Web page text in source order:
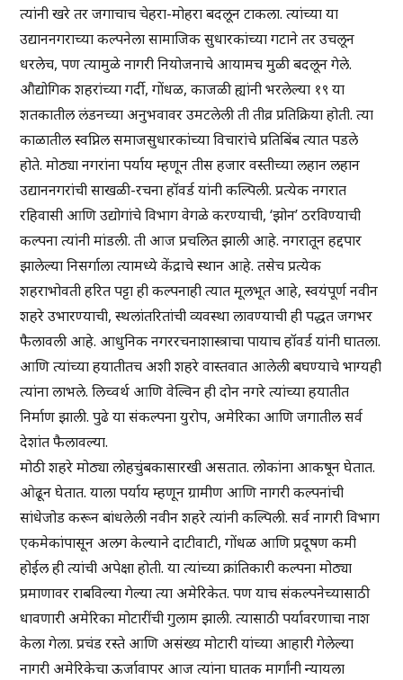
त्यांनी खरे तर जगाचाच चेहरा-मोहरा बदलून टाकला. त्यांच्या या
उद्याननगराच्या कल्पनेला सामाजिक सुधारकांच्या गटाने तर उचलून
धरलेच, पण त्यामुळे नागरी नियोजनाचे आयामच मुळी बदलून गेले.
औद्योगिक शहरांच्या गर्दी, गोंधळ, काजळी ह्यांनी भरलेल्या १९ या
शतकातील लंडनच्या अनुभवावर उमटलेली ती तीव्र प्रतिक्रिया होती. त्या
काळातील स्वप्निल समाजसुधारकांच्या विचारांचे प्रतिबिंब त्यात पडले
होते. मोठ्या नगरांना पर्याय म्हणून तीस हजार वस्तीच्या लहान लहान
उद्याननगरांची साखळी-रचना हॉवर्ड यांनी कल्पिली. प्रत्येक नगरात
रहिवासी आणि उद्योगांचे विभाग वेगळे करण्याची, ‘झोन’ ठरविण्याची
कल्पना त्यांनी मांडली. ती आज प्रचलित झाली आहे. नगरातून हद्दपार
झालेल्या निसर्गाला त्यामध्ये केंद्राचे स्थान आहे. तसेच प्रत्येक
शहराभोवती हरित पट्टा ही कल्पनाही त्यात मूलभूत आहे, स्वयंपूर्ण नवीन
शहरे उभारण्याची, स्थलांतरितांची व्यवस्था लावण्याची ही पद्धत जगभर
फैलावली आहे. आधुनिक नगररचनाशास्त्राचा पायाच हॉवर्ड यांनी घातला.
आणि त्यांच्या हयातीतच अशी शहरे वास्तवात आलेली बघण्याचे भाग्यही
त्यांना लाभले. लिच्वर्थ आणि वेल्विन ही दोन नगरे त्यांच्या हयातीत
निर्माण झाली. पुढे या संकल्पना युरोप, अमेरिका आणि जगातील सर्व
देशांत फैलावल्या.
मोठी शहरे मोठ्या लोहचुंबकासारखी असतात. लोकांना आकषून घेतात.
ओढून घेतात. याला पर्याय म्हणून ग्रामीण आणि नागरी कल्पनांची
सांधेजोड करून बांधलेली नवीन शहरे त्यांनी कल्पिली. सर्व नागरी विभाग
एकमेकांपासून अलग केल्याने दाटीवाटी, गोंधळ आणि प्रदूषण कमी
होईल ही त्यांची अपेक्षा होती. या त्यांच्या क्रांतिकारी कल्पना मोठ्या
प्रमाणावर राबविल्या गेल्या त्या अमेरिकेत. पण याच संकल्पनेच्यासाठी
धावणारी अमेरिका मोटारींची गुलाम झाली. त्यासाठी पर्यावरणाचा नाश
केला गेला. प्रचंड रस्ते आणि असंख्य मोटारी यांच्या आहारी गेलेल्या
नागरी अमेरिकेचा ऊर्जावापर आज त्यांना घातक मार्गांनी न्यायला